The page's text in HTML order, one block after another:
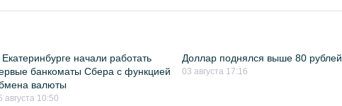
начали работать
банкоматы Сбера с функцией
валюты
августа 10:50
Доллар поднялся выше 80 рублей
03 августа 17:16